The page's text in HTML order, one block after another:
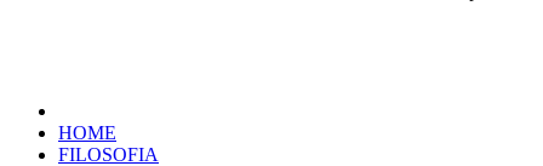
HOME
FILOSOFIA